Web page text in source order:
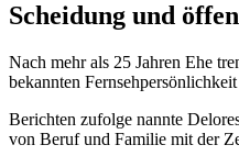
Scheidung und
Nach mehr als 25 Jahren Ehe
bekannten
Berichten zufolge nannte
von Beruf und Familie mit der